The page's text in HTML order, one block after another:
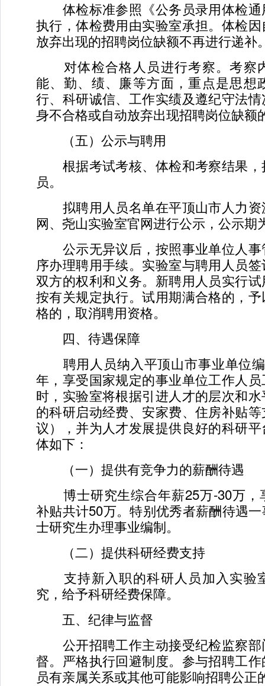
体检标准参照《公务员录用体检通
执行，体检费用由实验室承担。体检
放弃出现的招聘岗位缺额不再进行递补
对体检合格人员进行考察。考察
能、勤、绩、廉等方面，重点是思想
行、科研诚信、工作实绩及遵纪守法
身不合格或自动放弃出现招聘岗位缺额
（五）公示与聘用
根据考试考核、体检和考察结果，
员。
拟聘用人员名单在平顶山市人力资
网、尧山实验室官网进行公示，公示期
公示无异议后，按照事业单位人事
序办理聘用手续。实验室与聘用人员
双方的权利和义务。新聘用人员实行
按有关规定执行。试用期满合格的，
格的，取消聘用资格。
四、待遇保障
聘用人员纳入平顶山市事业单位
年，享受国家规定的事业单位工作人
时，实验室将根据引进人才的层次和
的科研启动经费、安家费、住房补贴
议），并为人才发展提供良好的科研
体如下：
（一）提供有竞争力的薪酬待遇
博士研究生综合年薪25万-30万，
补贴共计50万。特别优秀者薪酬待遇
士研究生办理事业编制。
（二）提供科研经费支持
支持新入职的科研人员加入实验
究，给予科研经费保障。
五、纪律与监督
公开招聘工作主动接受纪检监察部
督。严格执行回避制度。参与招聘工
员有亲属关系或其他可能影响招聘公正